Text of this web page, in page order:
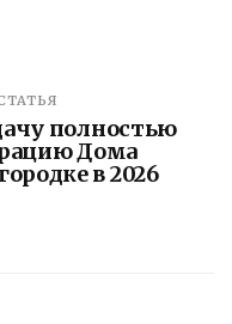
полностью
Дома
в 2026